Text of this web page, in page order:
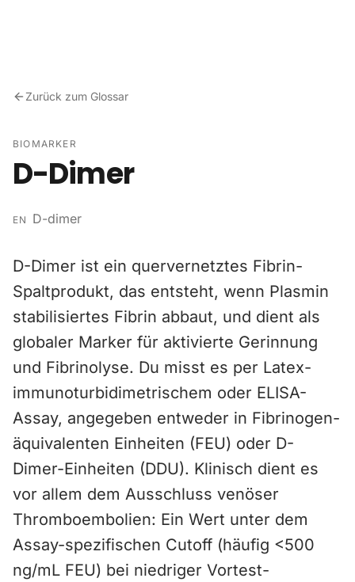
Zurück zum Glossar
BIOMARKER
D-Dimer
EN D-dimer
D-Dimer ist ein quervernetztes Fibrin-
Spaltprodukt, das entsteht, wenn Plasmin
stabilisiertes Fibrin abbaut, und dient als
globaler Marker für aktivierte Gerinnung
und Fibrinolyse. Du misst es per Latex-
immunoturbidimetrischem oder ELISA-
Assay, angegeben entweder in Fibrinogen-
äquivalenten Einheiten (FEU) oder D-
Dimer-Einheiten (DDU). Klinisch dient es
vor allem dem Ausschluss venöser
Thromboembolien: Ein Wert unter dem
Assay-spezifischen Cutoff (häufig <500
ng/mL FEU) bei niedriger Vortest-